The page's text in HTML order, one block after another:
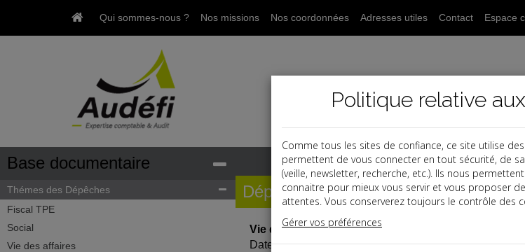
Qui sommes-nous ? Nos missions Nos coordonnées Adresses utiles Contact Espace
Base documentaire
Thémes des Dépêches
Fiscal TPE
Social
Vie des affaires
Dépêches
Vie des affaires
Date: 2022-04-11
Politique relative
Comme tous les sites de confiance, ce site utilise
permettent de vous connecter en tout sécurité, de
(veille, newsletter, recherche, etc.). Ils nous
connaitre pour mieux vous servir et vous proposer
attentes. Vous conserverez toujours le contrôle des
Gérer vos préférences